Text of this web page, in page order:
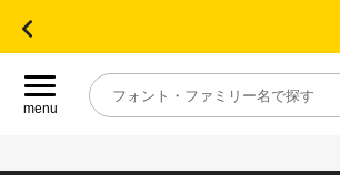
menu